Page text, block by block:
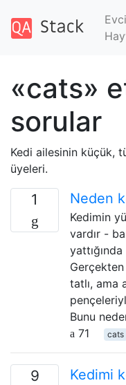
«cats»
sorular
Kedi ailesinin küçük,
üyeleri.
1 Neden
Kedimin
vardır -
tatlı, ama
Bunu
71
cats
9
Kedimi